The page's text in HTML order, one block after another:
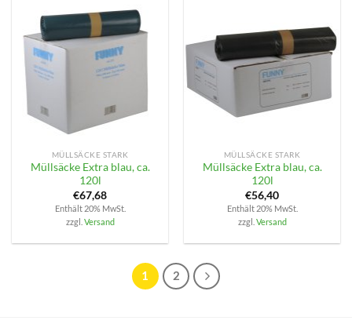
MÜLLSÄCKE STARK
Müllsäcke Extra blau, ca.
120l
€67,68
Enthält 20% MwSt.
zzgl. Versand
MÜLLSÄCKE STARK
Müllsäcke Extra blau, ca.
120l
€56,40
Enthält 20% MwSt.
zzgl. Versand
1 2